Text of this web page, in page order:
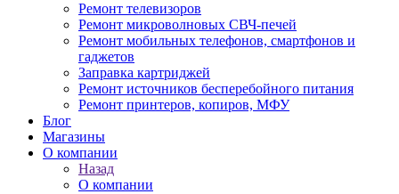
Ремонт телевизоров
Ремонт микроволновых СВЧ-печей
Ремонт мобильных телефонов, смартфонов и
гаджетов
Заправка картриджей
Ремонт источников бесперебойного питания
Ремонт принтеров, копиров, МФУ
Блог
Магазины
О компании
Назад
О компании